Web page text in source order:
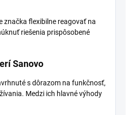
značka flexibilne reagovať na
riešenia prispôsobené
Sanovo
s dôrazom na funkčnosť,
Medzi ich hlavné výhody